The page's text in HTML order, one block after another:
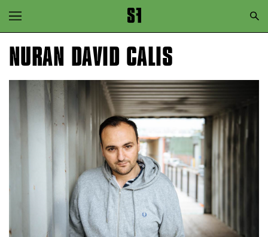
Zur Hauptnavigation springen
Zum Hauptinhalt springen
NURAN DAVID CALIS